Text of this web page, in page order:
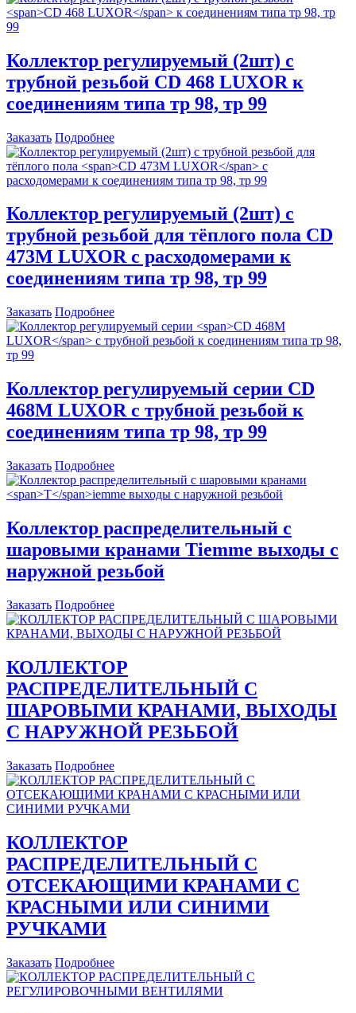
Коллектор регулируемый (2шт) с
трубной резьбой CD 468 LUXOR к
соединениям типа тр 98, тр 99
Заказать Подробнее
Коллектор регулируемый (2шт) с
трубной резьбой для тёплого пола CD
473M LUXORс расходомерами к
соединениям типа тр 98, тр 99
Заказать Подробнее
Коллектор регулируемый серии CD
468M LUXORс трубной резьбой к
соединениям типа тр 98, тр 99
Заказать Подробнее
Коллектор распределительный с
шаровыми кранами Тiemme выходы с
наружной резьбой
Заказать Подробнее
КОЛЛЕКТОР
РАСПРЕДЕЛИТЕЛЬНЫЙ С
ШАРОВЫМИ КРАНАМИ, ВЫХОДЫ
С НАРУЖНОЙ РЕЗЬБОЙ
Заказать Подробнее
КОЛЛЕКТОР
РАСПРЕДЕЛИТЕЛЬНЫЙ С
ОТСЕКАЮЩИМИ КРАНАМИ С
КРАСНЫМИ ИЛИ СИНИМИ
РУЧКАМИ
Заказать Подробнее